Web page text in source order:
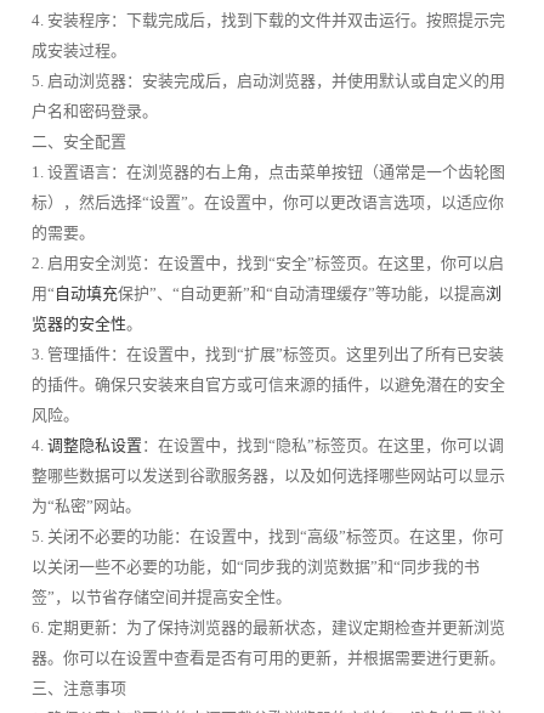
4. 安装程序：下载完成后，找到下载的文件并双击运行。按照提示完
成安装过程。
5. 启动浏览器：安装完成后，启动浏览器，并使用默认或自定义的用
户名和密码登录。
二、安全配置
1. 设置语言：在浏览器的右上角，点击菜单按钮（通常是一个齿轮图
标），然后选择“设置”。在设置中，你可以更改语言选项，以适应你
的需要。
2. 启用安全浏览：在设置中，找到“安全”标签页。在这里，你可以启
用“ 自动填充保护”、“自动更新”和“自动清理缓存”等功能，以提高浏
览器的安全性。
3. 管理插件：在设置中，找到“扩展”标签页。这里列出了所有已安装
的插件。确保只安装来自官方或可信来源的插件，以避免潜在的安全
风险。
4. 调整隐私设置 ：在设置中，找到“隐私”标签页。在这里，你可以调
整哪些数据可以发送到谷歌服务器，以及如何选择哪些网站可以显示
为“私密”网站。
5. 关闭不必要的功能：在设置中，找到“高级”标签页。在这里，你可
以关闭一些不必要的功能，如“同步我的浏览数据”和“同步我的书
签”，以节省存储空间并提高安全性。
6. 定期更新：为了保持浏览器的最新状态，建议定期检查并更新浏览
器。你可以在设置中查看是否有可用的更新，并根据需要进行更新。
三、注意事项